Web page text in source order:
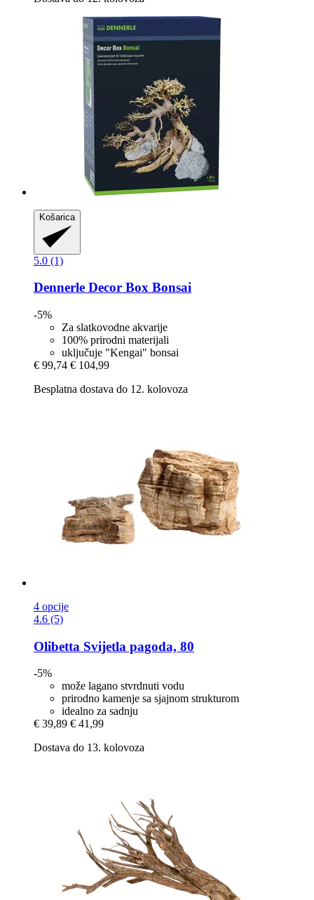
Košarica
5.0 (1)
Dennerle Decor Box Bonsai
-5%
Za slatkovodne akvarije
100% prirodni materijali
uključuje "Kengai" bonsai
€ 99,74 € 104,99
Besplatna dostava do 12. kolovoza
4 opcije
4.6 (5)
Olibetta Svijetla pagoda, 80
-5%
može lagano stvrdnuti vodu
prirodno kamenje sa sjajnom strukturom
idealno za sadnju
€ 39,89 € 41,99
Dostava do 13. kolovoza